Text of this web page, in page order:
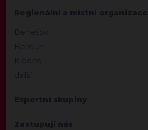
Regionální a místní organizace
Benešov
Beroun
Kladno
další
Expertní skupiny
Zastupují nás